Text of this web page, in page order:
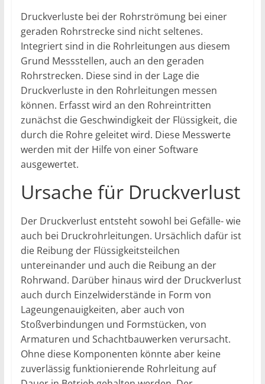
Druckverluste bei der Rohrströmung bei einer
geraden Rohrstrecke sind nicht seltenes.
Integriert sind in die Rohrleitungen aus diesem
Grund Messstellen, auch an den geraden
Rohrstrecken. Diese sind in der Lage die
Druckverluste in den Rohrleitungen messen
können. Erfasst wird an den Rohreintritten
zunächst die Geschwindigkeit der Flüssigkeit, die
durch die Rohre geleitet wird. Diese Messwerte
werden mit der Hilfe von einer Software
ausgewertet.
Ursache für Druckverlust
Der Druckverlust entsteht sowohl bei Gefälle- wie
auch bei Druckrohrleitungen. Ursächlich dafür ist
die Reibung der Flüssigkeitsteilchen
untereinander und auch die Reibung an der
Rohrwand. Darüber hinaus wird der Druckverlust
auch durch Einzelwiderstände in Form von
Lageungenauigkeiten, aber auch von
Stoßverbindungen und Formstücken, von
Armaturen und Schachtbauwerken verursacht.
Ohne diese Komponenten könnte aber keine
zuverlässig funktionierende Rohrleitung auf